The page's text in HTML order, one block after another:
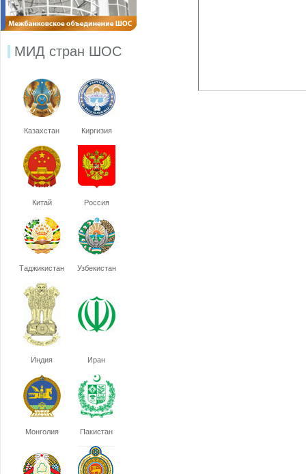
МИД стран ШОС
Казахстан Киргизия
Китай Россия
Таджикистан Узбекистан
Индия Иран
Монголия Пакистан